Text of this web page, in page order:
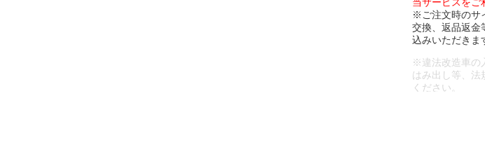
※ご注文時のサ
交換、返品返金
込みいただきま
※違法改造車の
はみ出し等、法
ください。